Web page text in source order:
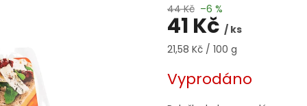
44 Kč –6 %
41 Kč / ks
Měrná
21,58 Kč / 100 g
Vyprodáno